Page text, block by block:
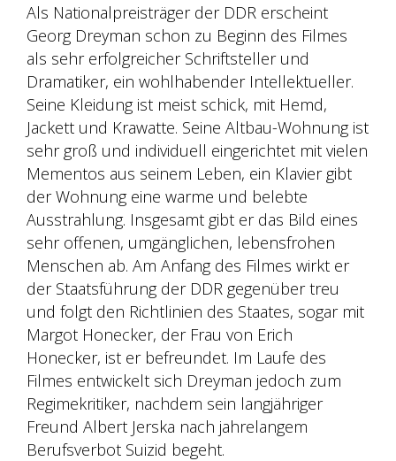
Als Nationalpreisträger der DDR erscheint
Georg Dreyman schon zu Beginn des Filmes
als sehr erfolgreicher Schriftsteller und
Dramatiker, ein wohlhabender Intellektueller.
Seine Kleidung ist meist schick, mit Hemd,
Jackett und Krawatte. Seine Altbau-Wohnung ist
sehr groß und individuell eingerichtet mit vielen
Mementos aus seinem Leben, ein Klavier gibt
der Wohnung eine warme und belebte
Ausstrahlung. Insgesamt gibt er das Bild eines
sehr offenen, umgänglichen, lebensfrohen
Menschen ab. Am Anfang des Filmes wirkt er
der Staatsführung der DDR gegenüber treu
und folgt den Richtlinien des Staates, sogar mit
Margot Honecker, der Frau von Erich
Honecker, ist er befreundet. Im Laufe des
Filmes entwickelt sich Dreyman jedoch zum
Regimekritiker, nachdem sein langjähriger
Freund Albert Jerska nach jahrelangem
Berufsverbot Suizid begeht.